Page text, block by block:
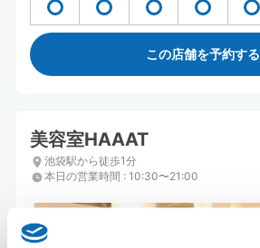
この店舗を予約する
美容室HAAAT
池袋駅から徒歩1分
本日の営業時間 : 10:30〜21:00